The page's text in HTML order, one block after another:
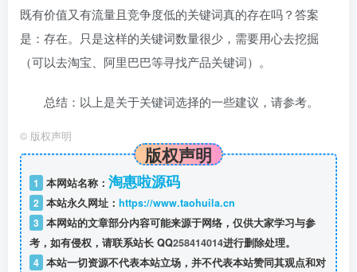
既有价值又有流量且竞争度低的关键词真的存在吗？答案
是：存在。只是这样的关键词数量很少，需要用心去挖掘
（可以去淘宝、阿里巴巴等寻找产品关键词）。
总结：以上是关于关键词选择的一些建议，请参考。
© 版权声明
版权声明
1 本网站名称： 淘惠啦源码
2 本站永久网址： https://www.taohuila.cn
3 本网站的文章部分内容可能来源于网络，仅供大家学习与参
考，如有侵权，请联系站长 QQ258414014进行删除处理。
4 本站一切资源不代表本站立场，并不代表本站赞同其观点和对